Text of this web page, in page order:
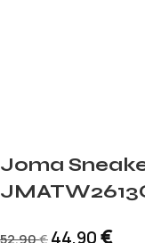
Joma
52,90€ 44,90€